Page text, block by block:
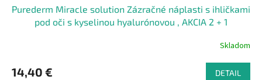
Purederm Miracle solution Zázračné náplasti s ihličkami
pod oči s kyselinou hyalurónovou , AKCIA 2 + 1
Skladom
14,40 € DETAIL